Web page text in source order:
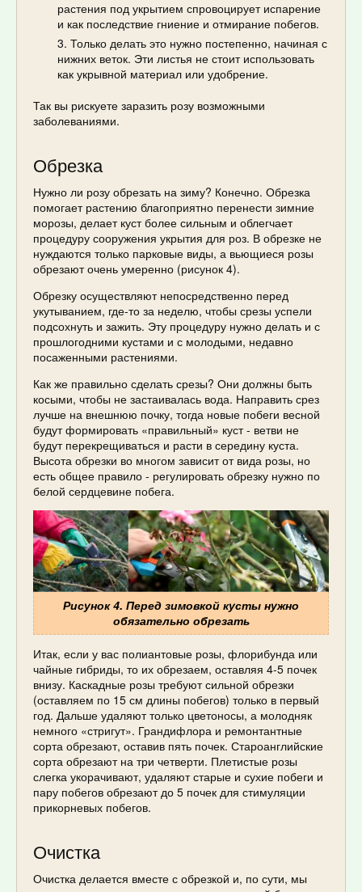
растения под укрытием спровоцирует испарение
и как последствие гниение и отмирание побегов.
Только делать это нужно постепенно, начиная с
нижних веток. Эти листья не стоит использовать
как укрывной материал или удобрение.
Так вы рискуете заразить розу возможными
заболеваниями.
Обрезка
Нужно ли розу обрезать на зиму? Конечно. Обрезка
помогает растению благоприятно перенести зимние
морозы, делает куст более сильным и облегчает
процедуру сооружения укрытия для роз. В обрезке не
нуждаются только парковые виды, а вьющиеся розы
обрезают очень умеренно (рисунок 4).
Обрезку осуществляют непосредственно перед
укутыванием, где-то за неделю, чтобы срезы успели
подсохнуть и зажить. Эту процедуру нужно делать и с
прошлогодними кустами и с молодыми, недавно
посаженными растениями.
Как же правильно сделать срезы? Они должны быть
косыми, чтобы не застаивалась вода. Направить срез
лучше на внешнюю почку, тогда новые побеги весной
будут формировать «правильный» куст - ветви не
будут перекрещиваться и расти в середину куста.
Высота обрезки во многом зависит от вида розы, но
есть общее правило - регулировать обрезку нужно по
белой сердцевине побега.
Рисунок 4. Перед зимовкой кусты нужно
обязательно обрезать
Итак, если у вас полиантовые розы, флорибунда или
чайные гибриды, то их обрезаем, оставляя 4-5 почек
внизу. Каскадные розы требуют сильной обрезки
(оставляем по 15 см длины побегов) только в первый
год. Дальше удаляют только цветоносы, а молодняк
немного «стригут». Грандифлора и ремонтантные
сорта обрезают, оставив пять почек. Староанглийские
сорта обрезают на три четверти. Плетистые розы
слегка укорачивают, удаляют старые и сухие побеги и
пару побегов обрезают до 5 почек для стимуляции
прикорневых побегов.
Очистка
Очистка делается вместе с обрезкой и, по сути, мы